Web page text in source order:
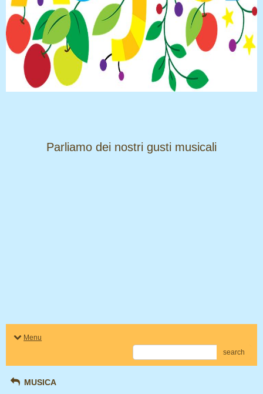
​​​​​​​Parliamo dei nostri gusti musicali
Menu
search
MUSICA